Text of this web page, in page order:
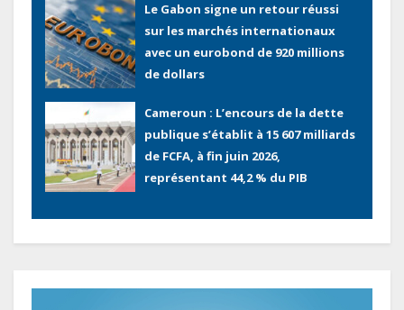
Le Gabon signe un retour réussi
sur les marchés internationaux
avec un eurobond de 920 millions
de dollars
Cameroun : L’encours de la dette
publique s’établit à 15 607 milliards
de FCFA, à fin juin 2026,
représentant 44,2 % du PIB
Gabon : Le gouvernement et la BAD